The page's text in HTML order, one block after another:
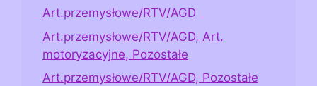
Art.przemysłowe/RTV/AGD
Art.przemysłowe/RTV/AGD, Art.
motoryzacyjne, Pozostałe
Art.przemysłowe/RTV/AGD, Pozostałe